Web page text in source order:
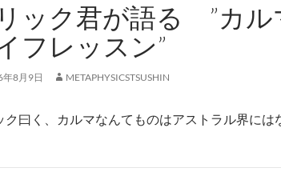
ック君が語る ”カル
フレッスン”
年8月9日 METAPHYSICSTSUSHIN
ク曰く、カルマなんてものはアストラル界には